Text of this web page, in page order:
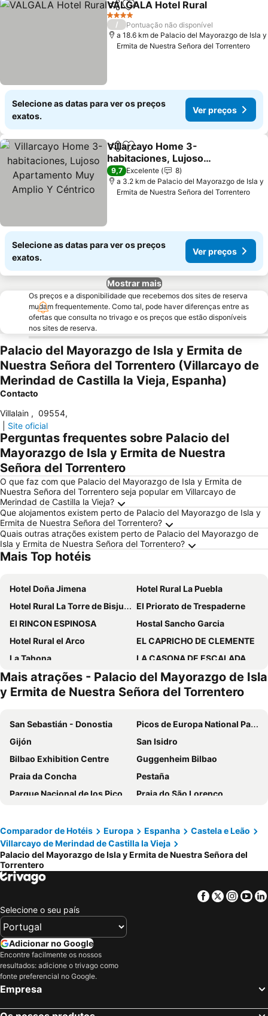
PartilharAdicionar aos favoritos
VALGALA Hotel Rural
4 Estrelas
/
Pontuação não disponível
a 18.6 km de Palacio del Mayorazgo de Isla y
Ermita de Nuestra Señora del Torrentero
Selecione as datas para ver os preços
exatos.
Ver preços
PartilharAdicionar aos favoritos
Villarcayo Home 3-
habitaciones, Lujoso
Apartamento Muy Amplio
Y Céntrico
9,7 Excelente
8
a 3.2 km de Palacio del Mayorazgo de Isla y
Ermita de Nuestra Señora del Torrentero
Selecione as datas para ver os preços
exatos.
Ver preços
Mostrar mais
Os preços e a disponibilidade que recebemos dos sites de reserva
mudam frequentemente. Como tal, pode haver diferenças entre as
ofertas que consulta no trivago e os preços que estão disponíveis
nos sites de reserva.
Palacio del Mayorazgo de Isla y Ermita de
Nuestra Señora del Torrentero (Villarcayo de
Merindad de Castilla la Vieja, Espanha)
Contacto
Villalain , 09554,
Site oficial
Perguntas frequentes sobre Palacio del
Mayorazgo de Isla y Ermita de Nuestra
Señora del Torrentero
O que faz com que Palacio del Mayorazgo de Isla y Ermita de
Nuestra Señora del Torrentero seja popular em Villarcayo de
Merindad de Castilla la Vieja?
Que alojamentos existem perto de Palacio del Mayorazgo de Isla y
Ermita de Nuestra Señora del Torrentero?
Quais outras atrações existem perto de Palacio del Mayorazgo de
Isla y Ermita de Nuestra Señora del Torrentero?
Mais Top hotéis
Hotel Doña Jimena
Hotel Rural La Puebla
Hotel Rural La Torre de Bisjueces
El Priorato de Trespaderne
El RINCON ESPINOSA
Hostal Sancho Garcia
Hotel Rural el Arco
EL CAPRICHO DE CLEMENTE
La Tahona
LA CASONA DE ESCALADA
Posada Molino del Canto
Mais atrações - Palacio del Mayorazgo de Isla
y Ermita de Nuestra Señora del Torrentero
San Sebastián - Donostia
Picos de Europa National Park
Gijón
San Isidro
Bilbao Exhibition Centre
Guggenheim Bilbao
Praia da Concha
Pestaña
Parque Nacional de los Picos de Europa
Praia do São Lorenço
Plaza Mayor
Bilbao La Vieja
Lagos de Covadonga
Catedral de Leão
Estadio de San Mamés
Plaza Mayor
Valgrande-Pajares
Praia de Sardinero
Metro de Bilbao
Parque da Natureza de Cabárceno
Gran Casino Bilbao
Comparador de Hotéis Europa Espanha
Castela e Leão
Villarcayo de Merindad de Castilla la Vieja
Palacio del Mayorazgo de Isla y Ermita de Nuestra Señora del
Torrentero
Facebook
Twitter
Selecione o seu país
Adicionar no Google
Encontre facilmente os nossos
resultados: adicione o trivago como
fonte preferencial no Google.
Empresa